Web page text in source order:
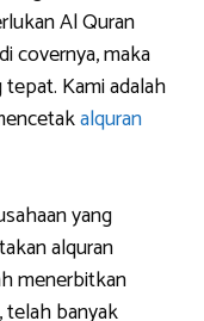
Al Quran
covernya, maka
Kami adalah
alquran
yang
alquran
menerbitkan
telah banyak